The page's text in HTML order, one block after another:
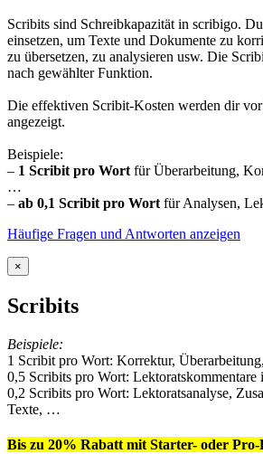
Scribits sind Schreibkapazität in scribigo.
einsetzen, um Texte und Dokumente zu
zu übersetzen, zu analysieren usw. Die
nach gewählter Funktion.
Die effektiven Scribit-Kosten werden dir
angezeigt.
Beispiele:
– 1 Scribit pro Wort für Überarbeitung,
…
– ab 0,1 Scribit pro Wort für Analysen,
Häufige Fragen und Antworten anzeigen
×
Scribits
Beispiele:
1 Scribit pro Wort: Korrektur,
0,5 Scribits pro Wort:
0,2 Scribits pro Wort: Lektoratsanalyse,
Texte, …
Bis zu 20% Rabatt mit Starter- oder Pro-